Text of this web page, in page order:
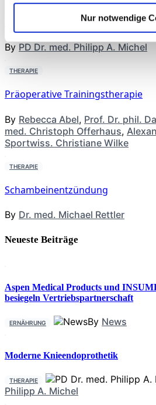
Nur notwendige
Moderne Knieendoprothetik
By PD Dr. med. Philipp A. Michel
THERAPIE
Präoperative Trainingstherapie
By Rebecca Abel, Prof. Dr. phil.
med. Christoph Offerhaus,
Sportwiss. Christiane Wilke
THERAPIE
Schambeinentzündung
By Dr. med. Michael Rettler
Neueste Beiträge
Aspen Medical Products und
besiegeln Vertriebspartnerschaft
ERNÄHRUNG By News
Moderne Knieendoprothetik
THERAPIE
Philipp A. Michel